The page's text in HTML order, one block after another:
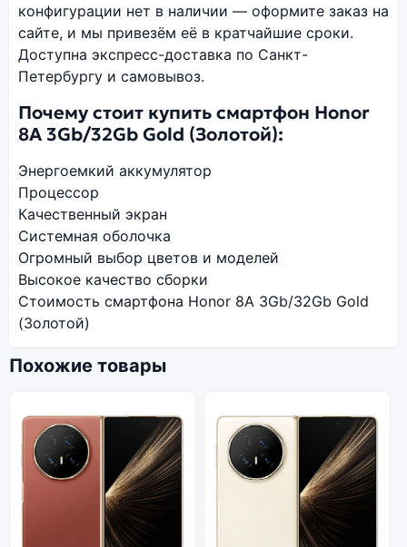
конфигурации нет в наличии — оформите заказ на
сайте, и мы привезём её в кратчайшие сроки.
Доступна экспресс-доставка по Санкт-
Петербургу и самовывоз.
Почему стоит купить смартфон Honor
8A 3Gb/32Gb Gold (Золотой):
Энергоемкий аккумулятор
Процессор
Качественный экран
Системная оболочка
Огромный выбор цветов и моделей
Высокое качество сборки
Стоимость смартфона Honor 8A 3Gb/32Gb Gold
(Золотой)
Похожие товары